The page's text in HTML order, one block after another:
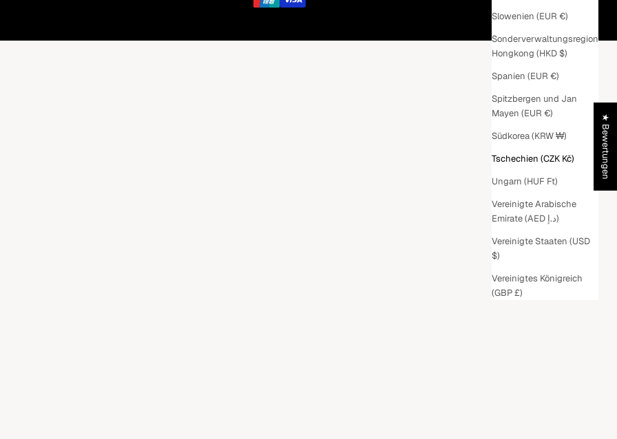
Slowenien (EUR €)
Sonderverwaltungsregion
Hongkong (HKD $)
Spanien (EUR €)
Spitzbergen und Jan
Mayen (EUR €)
Südkorea (KRW ₩)
Tschechien (CZK Kč)
Ungarn (HUF Ft)
Vereinigte Arabische
Emirate (AED د.إ)
Vereinigte Staaten (USD
$)
Vereinigtes Königreich
(GBP £)
★ Bewertungen